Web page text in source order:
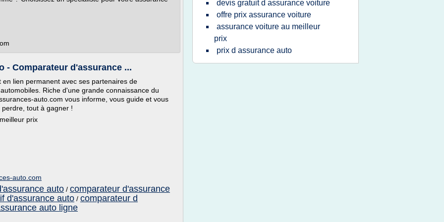
- Comparateur d'assurance ...
lien permanent avec ses partenaires de
Riche d'une grande connaissance du
auto.com vous informe, vous guide et vous
tout à gagner !
prix
auto.com
auto / comparateur d'assurance
d'assurance auto / comparateur d
auto ligne
devis gratuit d assurance voiture
offre prix assurance voiture
assurance voiture au meilleur
prix
prix d assurance auto